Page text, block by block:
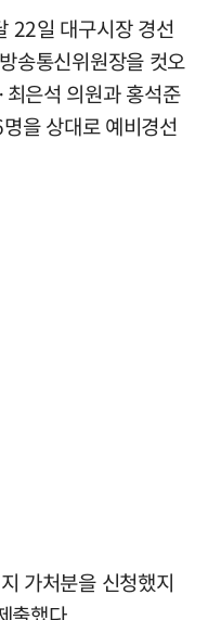
22일 대구시장 경선
송통신위원장을 컷오
은석 의원과 홍석준
을 상대로 예비경선
가처분을 신청했지